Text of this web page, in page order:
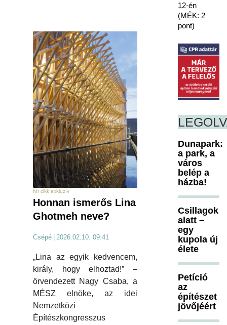
hír cikk exkluzív
Honnan ismerős Lina
Ghotmeh neve?
Csépé 2026.02.10. 09:41
„Lina az egyik kedvencem,
király, hogy elhoztad!” –
örvendezett Nagy Csaba, a
MÉSZ elnöke, az idei
Nemzetközi
Építészkongresszus
12-én
(MÉK: 2
pont)
Dunapark:
a park, a
város
belép a
házba!
Csillagok
alatt –
egy
kupola új
élete
Petíció
az
építészet
jövőjéért